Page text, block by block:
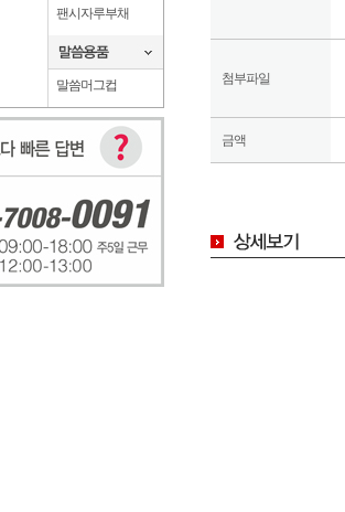
팬시자루부채
말씀머그컵 첨부파일
금액